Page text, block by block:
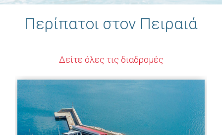
Περίπατοι στον Πειραιά
Δείτε όλες τις διαδρομές